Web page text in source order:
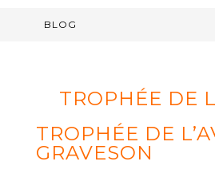
BLOG
TROPHÉE DE
TROPHÉE DE
GRAVESON